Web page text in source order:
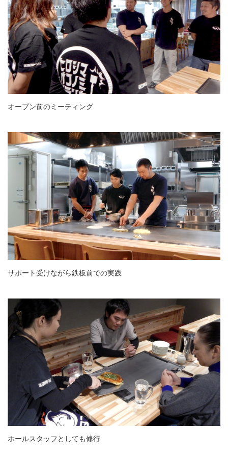
オープン前のミーティング
サポート受けながら鉄板前での実践
ホールスタッフとしても修行